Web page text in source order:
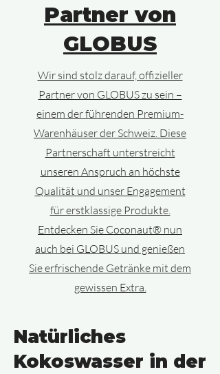
Partner von
GLOBUS
Wir sind stolz darauf, offizieller
Partner von GLOBUS zu sein –
einem der führenden Premium-
Warenhäuser der Schweiz. Diese
Partnerschaft unterstreicht
unseren Anspruch an höchste
Qualität und unser Engagement
für erstklassige Produkte.
Entdecken Sie Coconaut® nun
auch bei GLOBUS und genießen
Sie erfrischende Getränke mit dem
gewissen Extra.
Natürliches
Kokoswasser in der